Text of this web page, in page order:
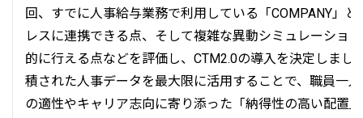
回、すでに人事給与業務で利用している「COMPANY」と
レスに連携できる点、そして複雑な異動シミュレーショ
的に行える点などを評価し、CTM2.0の導入を決定しまし
積された人事データを最大限に活用することで、職員一
の適性やキャリア志向に寄り添った「納得性の高い配置